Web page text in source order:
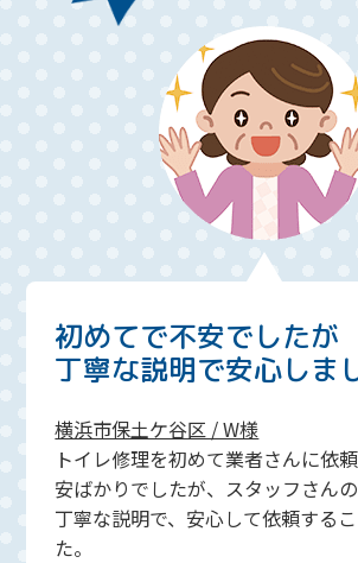
初めてで不安でしたが
丁寧な説明で安心しま
横浜市保土ケ谷区 / W様
トイレ修理を初めて業者さんに依
安ばかりでしたが、スタッフさん
丁寧な説明で、安心して依頼する
た。